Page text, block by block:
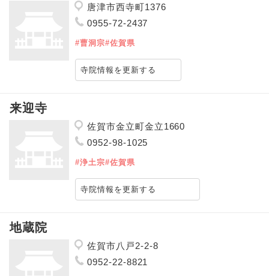
唐津市西寺町1376
0955-72-2437
#曹洞宗#佐賀県
寺院情報を更新する
来迎寺
佐賀市金立町金立1660
0952-98-1025
#浄土宗#佐賀県
寺院情報を更新する
地蔵院
佐賀市八戸2-2-8
0952-22-8821